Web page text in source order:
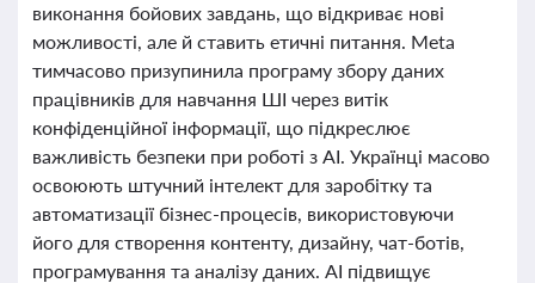
виконання бойових завдань, що відкриває нові
можливості, але й ставить етичні питання. Meta
тимчасово призупинила програму збору даних
працівників для навчання ШІ через витік
конфіденційної інформації, що підкреслює
важливість безпеки при роботі з AI. Українці масово
освоюють штучний інтелект для заробітку та
автоматизації бізнес-процесів, використовуючи
його для створення контенту, дизайну, чат-ботів,
програмування та аналізу даних. AI підвищує